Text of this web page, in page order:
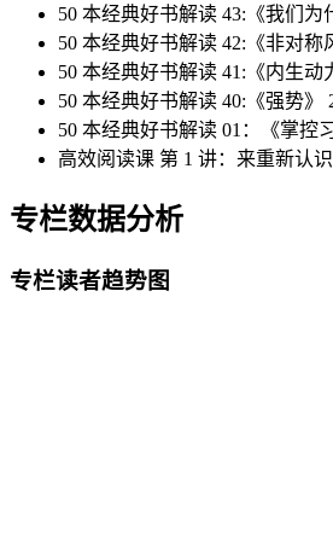
50 本经典好书解读 43:《我们为
50 本经典好书解读 42:《非对称
50 本经典好书解读 41:《内生动
50 本经典好书解读 40:《强势》
50 本经典好书解读 01：《掌控
高效阅读课 第 1 讲：来重新认
专栏数据分析
专栏读者趋势图